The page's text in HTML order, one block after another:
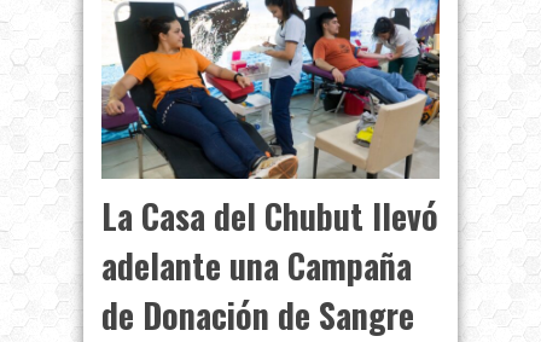
La Casa del Chubut llevó
adelante una Campaña
de Donación de Sangre